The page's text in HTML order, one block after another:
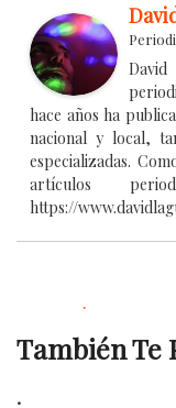
hace años ha
nacional y local,
especializadas.
artículos
https://
.
También Te
.